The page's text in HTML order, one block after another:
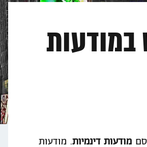
במודעות
מודעות דינמיות. מודעות